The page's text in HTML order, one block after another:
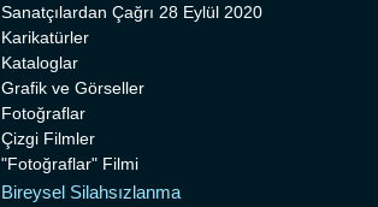
Sanatçılardan Çağrı 28 Eylül 2020
Karikatürler
Kataloglar
Grafik ve Görseller
Fotoğraflar
Çizgi Filmler
"Fotoğraflar" Filmi
Bireysel Silahsızlanma